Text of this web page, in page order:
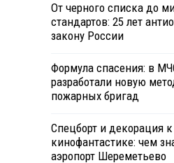
От черного списка до
стандартов: 25 лет
закону России
Формула спасения: в
разработали новую
пожарных бригад
Спецборт и декорация к
кинофантастике: чем
аэропорт Шереметьево